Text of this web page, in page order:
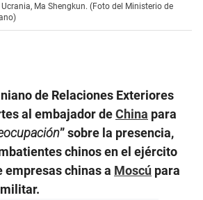
Ma Shengkun. (Foto del Ministerio de
de Relaciones Exteriores
al embajador deChina para
” sobre la presencia,
chinos en el ejército
empresas chinas a Moscú para